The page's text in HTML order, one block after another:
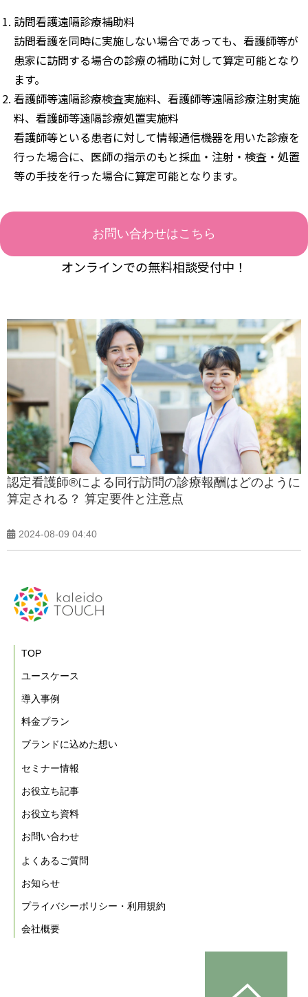
訪問看護遠隔診療補助料
訪問看護を同時に実施しない場合であっても、看護師等が
患家に訪問する場合の診療の補助に対して算定可能となり
ます。
看護師等遠隔診療検査実施料、看護師等遠隔診療注射実施
料、看護師等遠隔診療処置実施料
看護師等といる患者に対して情報通信機器を用いた診療を
行った場合に、医師の指示のもと採血・注射・検査・処置
等の手技を行った場合に算定可能となります。
お問い合わせはこちら
オンラインでの無料相談受付中！
認定看護師®による同行訪問の診療報酬はどのように
算定される？ 算定要件と注意点
2024-08-09 04:40
TOP
ユースケース
導入事例
料金プラン
ブランドに込めた想い
セミナー情報
お役立ち記事
お役立ち資料
お問い合わせ
よくあるご質問
お知らせ
プライバシーポリシー・利用規約
会社概要